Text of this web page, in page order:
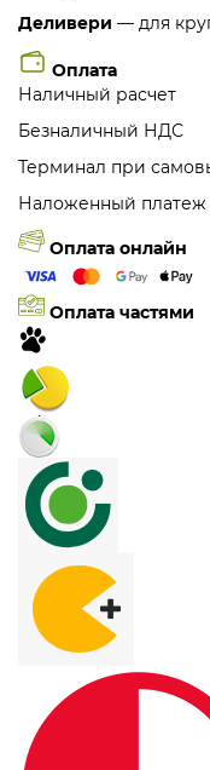
Деливери — для
Оплата
Наличный расчет
Безналичный НДС
Терминал при
Наложенный платеж
Оплата онлайн
Оплата частями